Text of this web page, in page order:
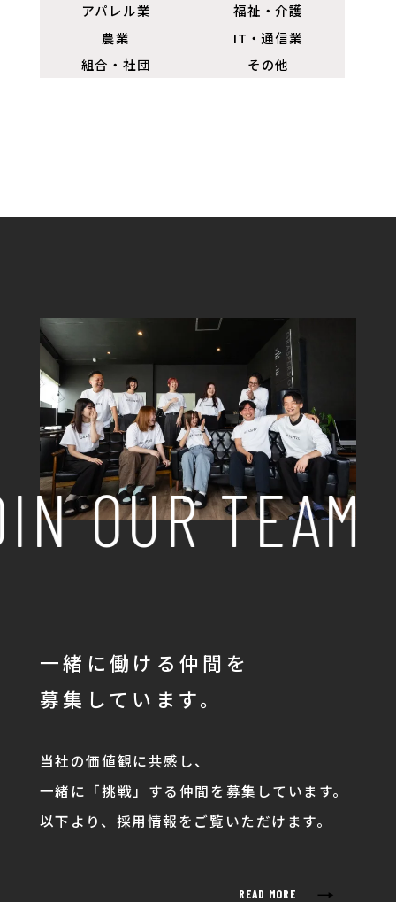
アパレル業
福祉・介護
農業
IT・通信業
組合・社団
その他
OUR TEAM
一緒に働ける仲間を
募集しています。
当社の価値観に共感し、
一緒に「挑戦」する仲間を募集しています。
以下より、採用情報をご覧いただけます。
READ MORE →